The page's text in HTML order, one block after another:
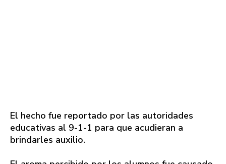
El hecho fue reportado por las autoridades
educativas al 9-1-1 para que acudieran a
brindarles auxilio.